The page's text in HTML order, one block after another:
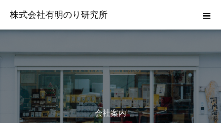
株式会社有明のり研究所
会社案内